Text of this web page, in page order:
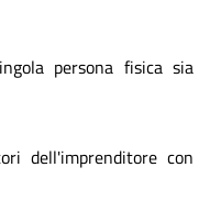
persona fisica sia
dell'imprenditore con